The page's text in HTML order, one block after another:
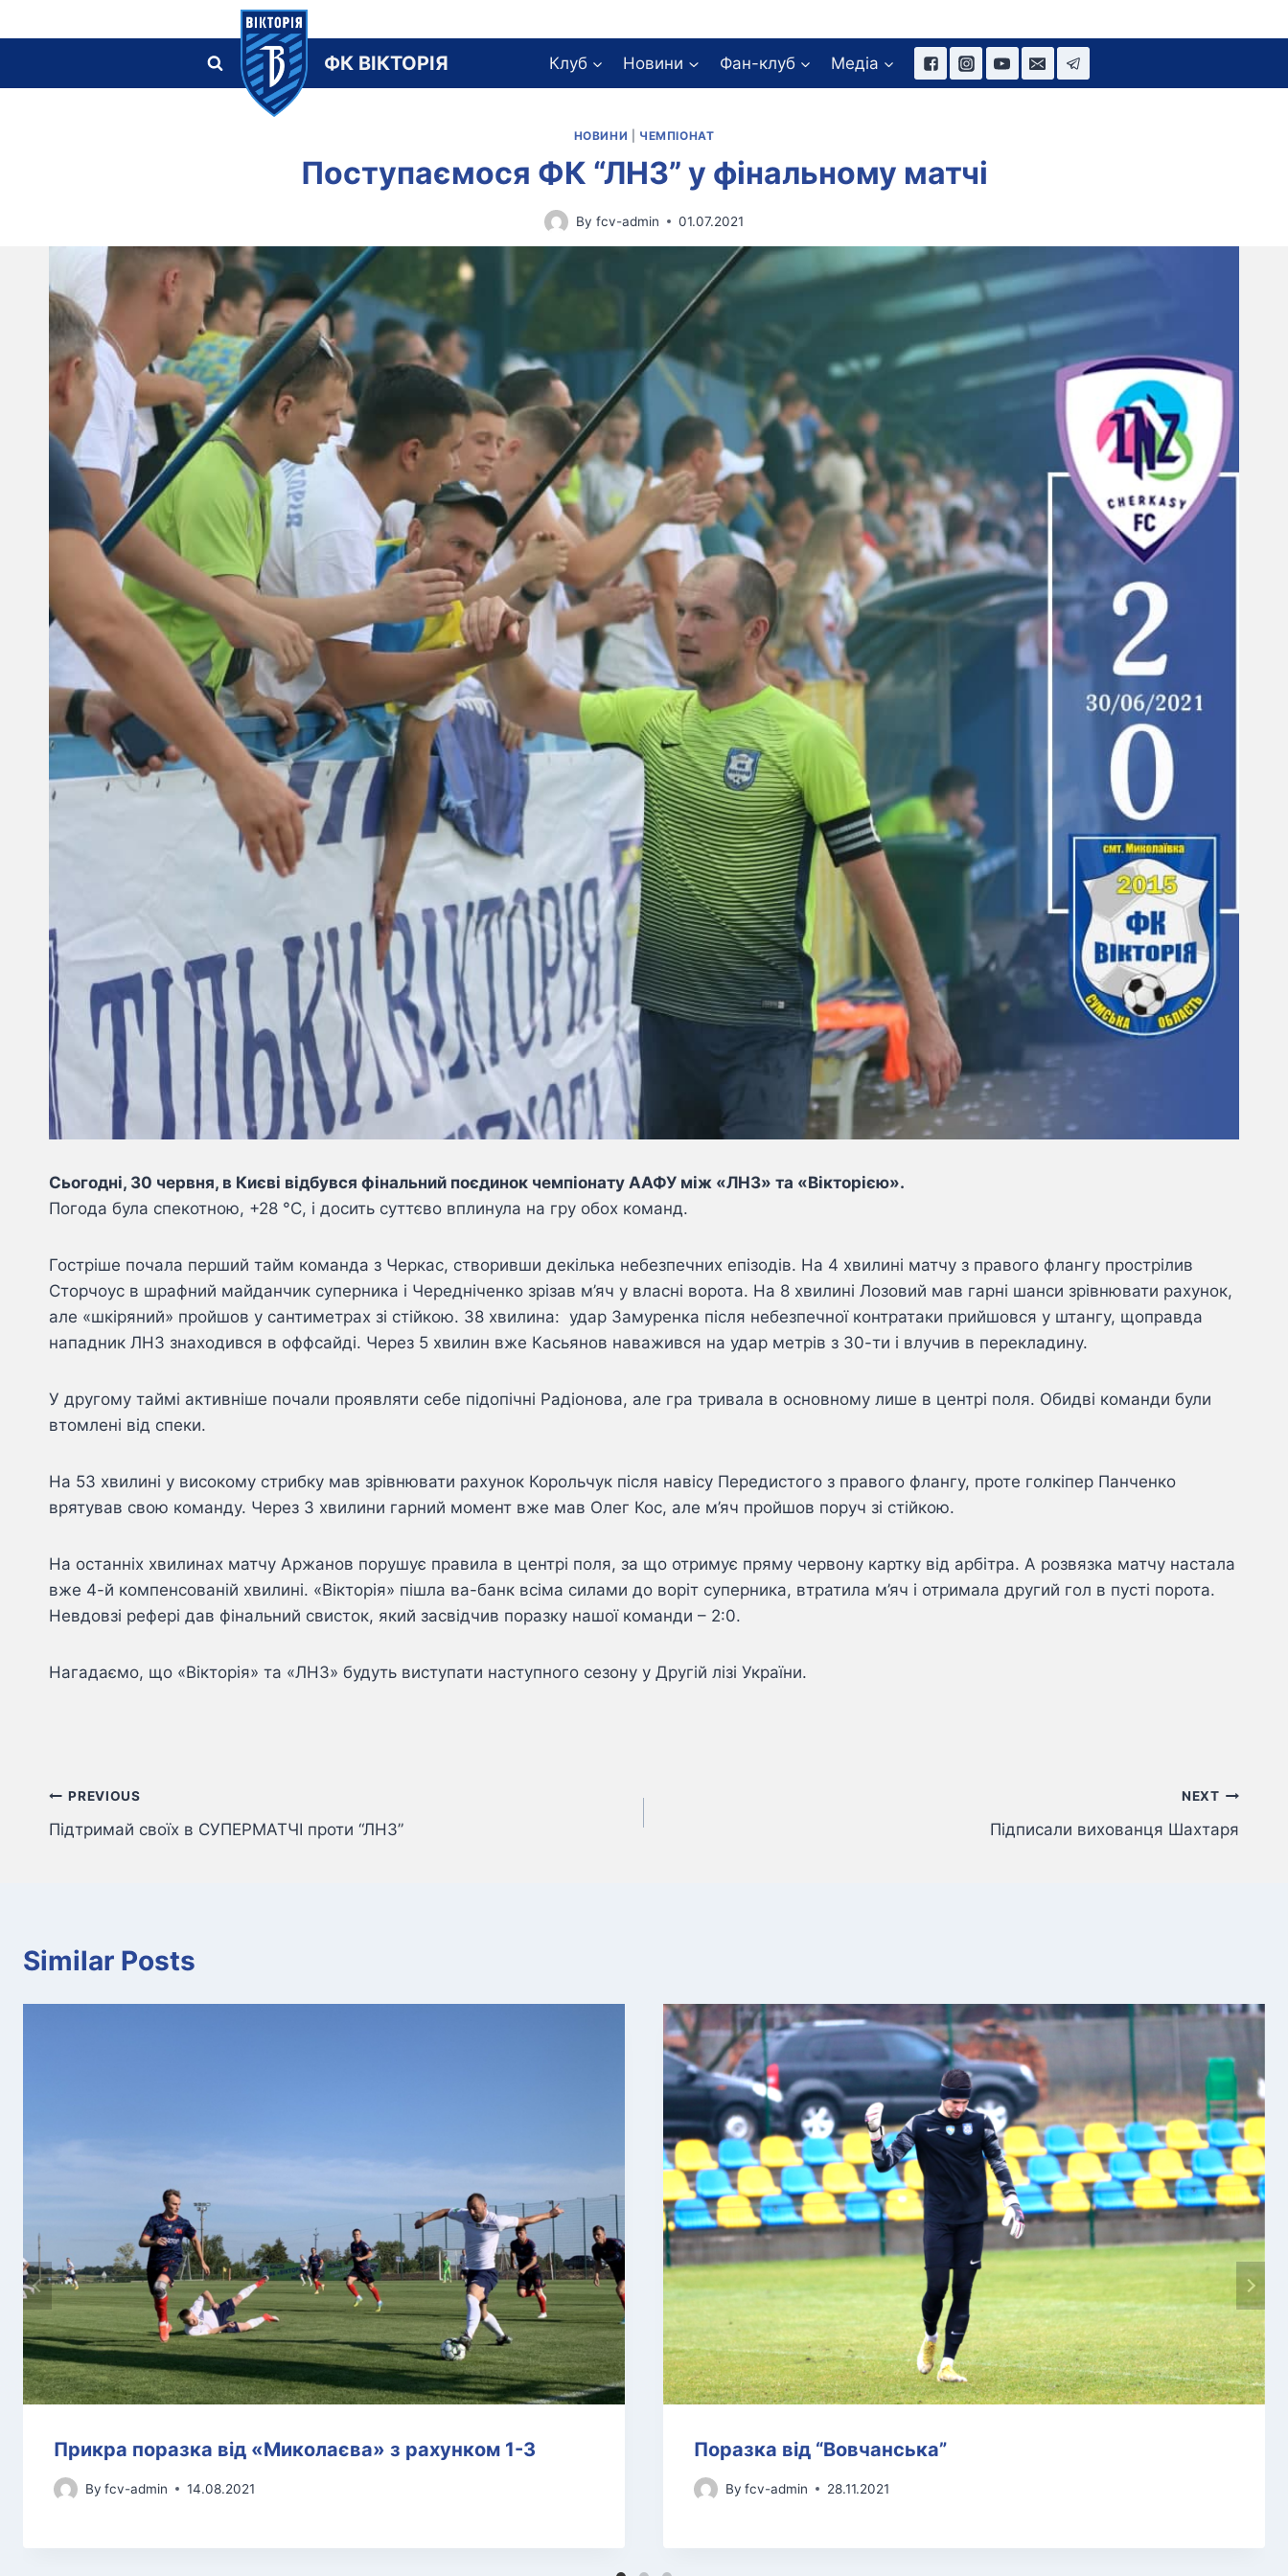
to
ФК ВІКТОРІЯ Клуб Новини Фан-клуб Медіа
НОВИНИ ЧЕМПІОНАТ
Поступаємося ФК “ЛНЗ” у фінальному матчі
By fcv-admin 01.07.2021
Сьогодні, 30 червня, в Києві відбувся фінальний поєдинок чемпіонату ААФУ між «ЛНЗ» та «Вікторією».
Погода була спекотною, +28 °C, і досить суттєво вплинула на гру обох команд.
Гостріше почала перший тайм команда з Черкас, створивши декілька небезпечних епізодів. На 4 хвилині матчу з правого флангу прострілив
Сторчоус в шрафний майданчик суперника і Чередніченко зрізав м’яч у власні ворота. На 8 хвилині Лозовий мав гарні шанси зрівнювати рахунок,
але «шкіряний» пройшов у сантиметрах зі стійкою. 38 хвилина: удар Замуренка після небезпечної контратаки прийшовся у штангу, щоправда
нападник ЛНЗ знаходився в оффсайді. Через 5 хвилин вже Касьянов наважився на удар метрів з 30-ти і влучив в перекладину.
У другому таймі активніше почали проявляти себе підопічні Радіонова, але гра тривала в основному лише в центрі поля. Обидві команди були
втомлені від спеки.
На 53 хвилині у високому стрибку мав зрівнювати рахунок Корольчук після навісу Передистого з правого флангу, проте голкіпер Панченко
врятував свою команду. Через 3 хвилини гарний момент вже мав Олег Кос, але м’яч пройшов поруч зі стійкою.
На останніх хвилинах матчу Аржанов порушує правила в центрі поля, за що отримує пряму червону картку від арбітра. А розвязка матчу настала
вже 4-й компенсованій хвилині. «Вікторія» пішла ва-банк всіма силами до воріт суперника, втратила м’яч і отримала другий гол в пусті порота.
Невдовзі рефері дав фінальний свисток, який засвідчив поразку нашої команди – 2:0.
Нагадаємо, що «Вікторія» та «ЛНЗ» будуть виступати наступного сезону у Другій лізі України.
Навігація
записів
PREVIOUS
Підтримай своїх в СУПЕРМАТЧІ проти “ЛНЗ”
NEXT
Підписали вихованця Шахтаря
Similar Posts
Прикра поразка від «Миколаєва» з рахунком 1-3
By fcv-admin 14.08.2021
Поразка від “Вовчанська”
By fcv-admin 28.11.2021